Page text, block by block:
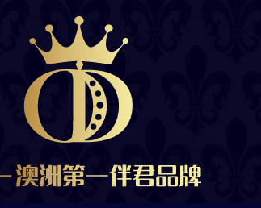
招聘合作